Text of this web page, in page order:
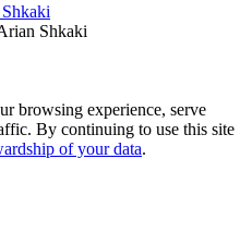
Shkaki
browsing experience, serve
By continuing to use this site
of your data.